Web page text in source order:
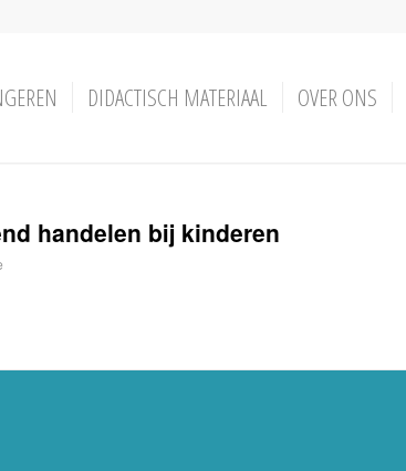
DIDACTISCH MATERIAAL OVER ONS
handelen bij kinderen